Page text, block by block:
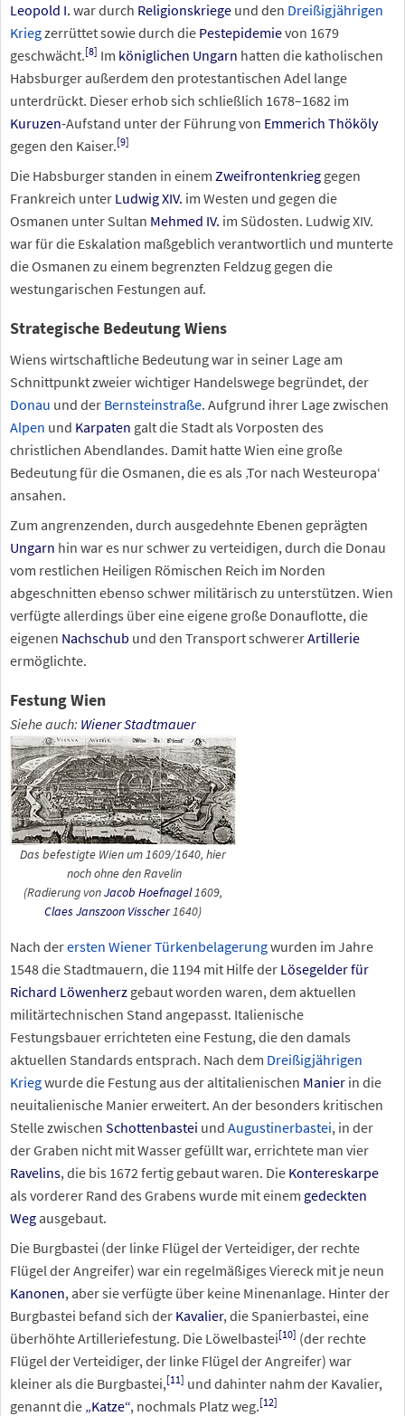
Leopold I. war durch Religionskriege und den Dreißigjährigen
Kriegzerrüttet sowie durch die Pestepidemievon 1679
geschwächt.[8] Im königlichen Ungarn hatten die katholischen
Habsburger außerdem den protestantischen Adel lange
unterdrückt. Dieser erhob sich schließlich 1678–1682 im
Kuruzen-Aufstand unter der Führung von Emmerich Thököly
gegen den Kaiser.[9]
Die Habsburger standen in einem Zweifrontenkrieg gegen
Frankreich unter Ludwig XIV. im Westen und gegen die
Osmanen unter Sultan Mehmed IV. im Südosten. Ludwig XIV.
war für die Eskalation maßgeblich verantwortlich und munterte
die Osmanen zu einem begrenzten Feldzug gegen die
westungarischen Festungen auf.
Strategische Bedeutung Wiens
Wiens wirtschaftliche Bedeutung war in seiner Lage am
Schnittpunkt zweier wichtiger Handelswege begründet, der
Donau und der Bernsteinstraße. Aufgrund ihrer Lage zwischen
Alpen und Karpaten galt die Stadt als Vorposten des
christlichen Abendlandes. Damit hatte Wien eine große
Bedeutung für die Osmanen, die es als ‚Tor nach Westeuropa‘
ansahen.
Zum angrenzenden, durch ausgedehnte Ebenen geprägten
Ungarn hin war es nur schwer zu verteidigen, durch die Donau
vom restlichen Heiligen Römischen Reich im Norden
abgeschnitten ebenso schwer militärisch zu unterstützen. Wien
verfügte allerdings über eine eigene große Donauflotte, die
eigenen Nachschub und den Transport schwererArtillerie
ermöglichte.
Festung Wien
Siehe auch: Wiener Stadtmauer
Das befestigte Wien um 1609/1640, hier
noch ohne den Ravelin
(Radierung vonJacob Hoefnagel1609,
Claes Janszoon Visscher1640)
Nach derersten Wiener Türkenbelagerungwurden im Jahre
1548 die Stadtmauern, die 1194 mit Hilfe der Lösegelder für
Richard Löwenherz gebaut worden waren, dem aktuellen
militärtechnischen Stand angepasst. Italienische
Festungsbauer errichteten eine Festung, die den damals
aktuellen Standards entsprach. Nach dem Dreißigjährigen
Kriegwurde die Festung aus der altitalienischen Manier in die
neuitalienische Manier erweitert. An der besonders kritischen
Stelle zwischen Schottenbastei und Augustinerbastei, in der
der Graben nicht mit Wasser gefüllt war, errichtete man vier
Ravelins, die bis 1672 fertig gebaut waren. Die Kontereskarpe
als vorderer Rand des Grabens wurde mit einem gedeckten
Weg ausgebaut.
Die Burgbastei (der linke Flügel der Verteidiger, der rechte
Flügel der Angreifer) war ein regelmäßiges Viereck mit je neun
Kanonen, aber sie verfügte über keine Minenanlage. Hinter der
Burgbastei befand sich der Kavalier, die Spanierbastei, eine
überhöhte Artilleriefestung. Die Löwelbastei[10] (der rechte
Flügel der Verteidiger, der linke Flügel der Angreifer) war
kleiner als die Burgbastei,[11] und dahinter nahm der Kavalier,
genannt die „Katze“, nochmals Platz weg.[12]